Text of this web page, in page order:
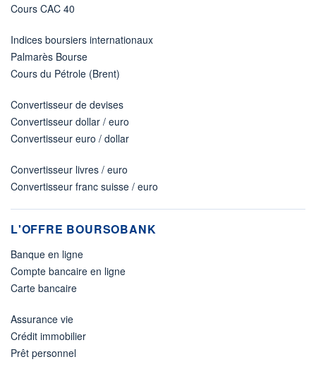
Cours CAC 40
Indices boursiers internationaux
Palmarès Bourse
Cours du Pétrole (Brent)
Convertisseur de devises
Convertisseur dollar / euro
Convertisseur euro / dollar
Convertisseur livres / euro
Convertisseur franc suisse / euro
L'OFFRE BOURSOBANK
Banque en ligne
Compte bancaire en ligne
Carte bancaire
Assurance vie
Crédit immobilier
Prêt personnel